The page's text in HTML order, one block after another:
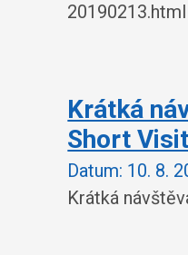
20190213.html
Krátká
Short Visit
Datum: 10. 8.
Krátká